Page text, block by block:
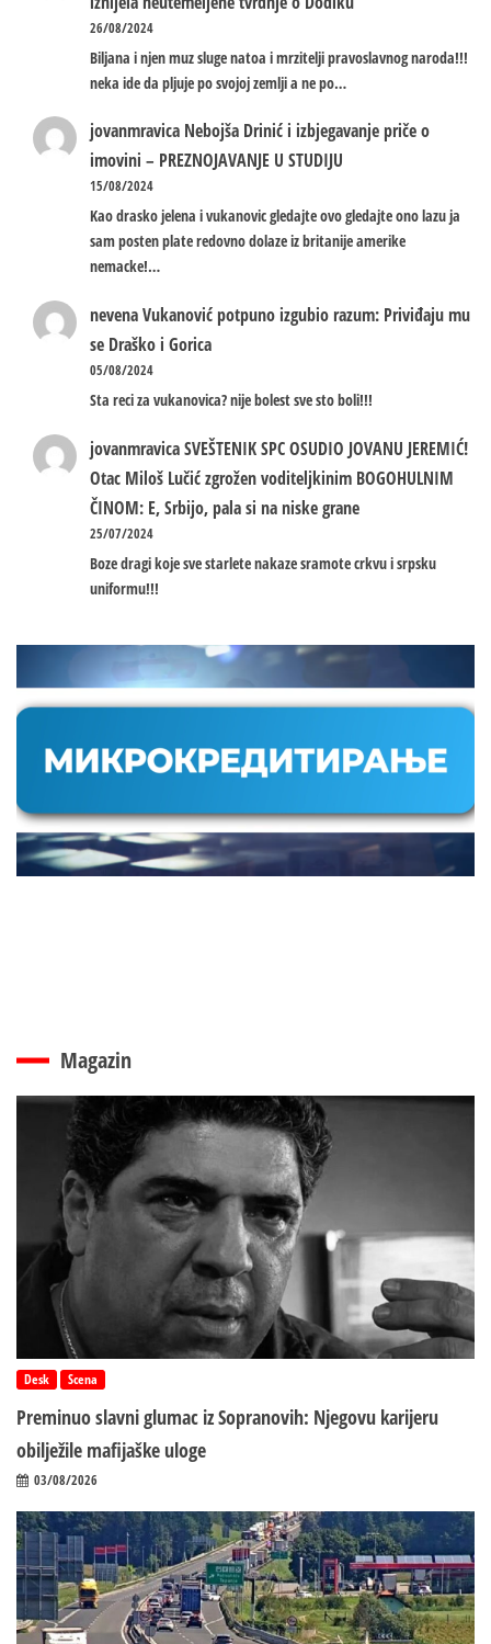
26/08/2024
Biljana i njen muz sluge natoa i mrzitelji pravoslavnog naroda!!!
neka ide da pljuje po svojoj zemlji a ne po…
jovanmravica Nebojša Drinić i izbjegavanje priče o
imovini – PREZNOJAVANJE U STUDIJU
15/08/2024
Kao drasko jelena i vukanovic gledajte ovo gledajte ono lazu ja
sam posten plate redovno dolaze iz britanije amerike
nemacke!…
nevenaVukanović potpuno izgubio razum: Priviđaju mu
se Draško i Gorica
05/08/2024
Sta reci za vukanovica? nije bolest sve sto boli!!!
jovanmravicaSVEŠTENIK SPC OSUDIO JOVANU JEREMIĆ!
Otac Miloš Lučić zgrožen voditeljkinim BOGOHULNIM
ČINOM: E, Srbijo, pala si na niske grane
25/07/2024
Boze dragi koje sve starlete nakaze sramote crkvu i srpsku
uniformu!!!
Magazin
Desk Scena
Preminuo slavni glumac iz Sopranovih: Njegovu karijeru
obilježile mafijaške uloge
03/08/2026